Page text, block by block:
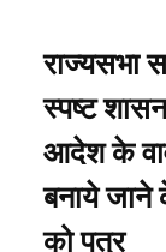
राज्यसभा
स्पष्ट
आदेश के
बनाये जाने
को पत्र